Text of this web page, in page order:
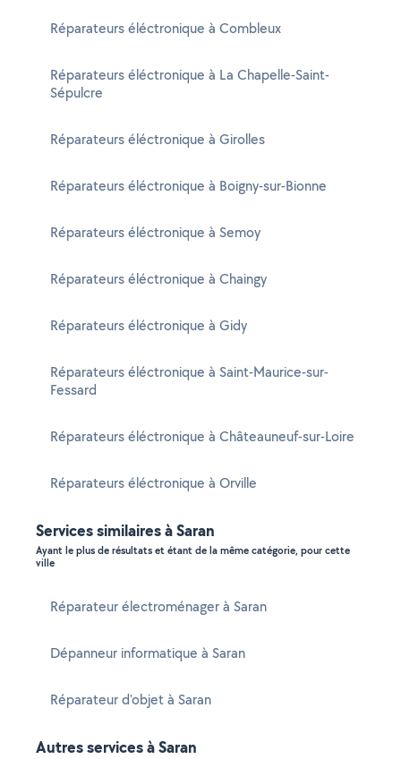
Réparateurs éléctronique à Combleux
Réparateurs éléctronique à La Chapelle-Saint-
Sépulcre
Réparateurs éléctronique à Girolles
Réparateurs éléctronique à Boigny-sur-Bionne
Réparateurs éléctronique à Semoy
Réparateurs éléctronique à Chaingy
Réparateurs éléctronique à Gidy
Réparateurs éléctronique à Saint-Maurice-sur-
Fessard
Réparateurs éléctronique à Châteauneuf-sur-Loire
Réparateurs éléctronique à Orville
Services similaires à Saran
Ayant le plus de résultats et étant de la même catégorie, pour cette
ville
Réparateur électroménager à Saran
Dépanneur informatique à Saran
Réparateur d'objet à Saran
Autres services à Saran